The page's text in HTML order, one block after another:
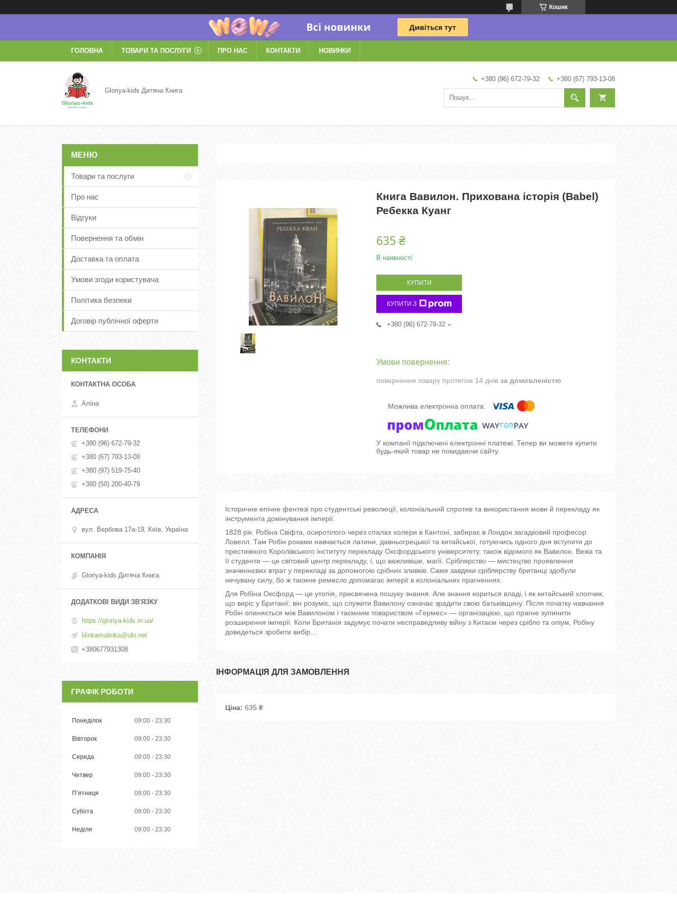
Кошик
ГОЛОВНА ТОВАРИ ТА ПОСЛУГИ ПРО НАС КОНТАКТИ НОВИНКИ
Gloriya-kids Дитяча Книга
+380 (96) 672-79-32 +380 (67) 793-13-08
Книга Вавилон. Прихована історія (Babel)
Ребекка Куанг
635 ₴
В наявності
КУПИТИ
КУПИТИ З
+380 (96) 672-79-32
повернення товару протягом 14 днів за домовленістю
У компанії підключені електронні платежі. Тепер ви можете купити
будь-який товар не покидаючи сайту.
Історичне епічне фентезі про студентські революції, колоніальний спротив та використання мови й перекладу як
інструмента домінування імперії.
1828 рік. Робіна Свіфта, осиротілого через спалах холери в Кантоні, забирає в Лондон загадковий професор
Ловелл. Там Робін роками навчається латини, давньогрецької та китайської, готуючись одного дня вступити до
престижного Королівського інституту перекладу Оксфордського університету, також відомого як Вавилон. Вежа та
її студенти — це світовий центр перекладу, і, що важливіше, магії. Сріблярство — мистецтво проявлення
значеннєвих втрат у перекладі за допомогою срібних зливків. Саме завдяки сріблярству британці здобули
нечувану силу, бо ж таємне ремесло допомагає імперії в колоніальних прагненнях.
Для Робіна Оксфорд — це утопія, присвячена пошуку знання. Але знання кориться владі, і як китайський хлопчик,
що виріс у Британії, він розуміє, що служити Вавилону означає зрадити свою батьківщину. Після початку навчання
Робін опиняється між Вавилоном і таємним товариством «Гермес» — організацією, що прагне зупинити
розширення імперії. Коли Британія задумує почати несправедливу війну з Китаєм через срібло та опіум, Робіну
доведеться зробити вибір…
ІНФОРМАЦІЯ ДЛЯ ЗАМОВЛЕННЯ
Ціна: 635 ₴
Товари та послуги
Про нас
Відгуки
Повернення та обмін
Доставка та оплата
Умови згоди користувача
Політика безпеки
Договір публічної оферти
КОНТАКТИ
Аліна
+380 (96) 672-79-32
+380 (67) 793-13-08
+380 (97) 519-75-40
+380 (50) 200-40-79
вул. Вербова 17а-19, Київ, Україна
Gloriya-kids Дитяча Книга
https://gloriya-kids.in.ua/
lilinkamalinka@ukr.net
+380677931308
ГРАФІК РОБОТИ
Понеділок 09:00 23:30
Вівторок 09:00 23:30
Середа 09:00 23:30
Четвер 09:00 23:30
Пʼятниця 09:00 23:30
Субота 09:00 23:30
Неділя 09:00 23:30